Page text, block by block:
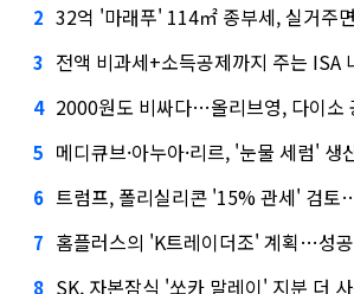
2 32억 '마래푸' 114㎡ 종부세, 실거주면 줄
3 전액 비과세+소득공제까지 주는 ISA
4 2000원도 비싸다…올리브영, 다이소 공세
5 메디큐브·아누아·리르, '눈물 세럼' 생
6 트럼프, 폴리실리콘 '15% 관세' 검토…한화
7 홈플러스의 'K트레이더조' 계획…성
8 SK, 자본잠식 '쏘카 말레이' 지분 더